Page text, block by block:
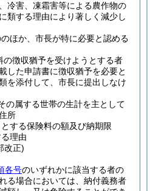
冷害、凍霜害等による農作物の
類する理由により著しく減少し
ほか、市長が特に必要と認める
の徴収猶予を受けようとする者
した申請書に徴収猶予を必要と
を添付して、市長に提出しなけ
の属する世帯の生計を主として
所
する保険料の額及び納期限
理由
改正)
各号のいずれかに該当する者の
る場合においては、納付義務者